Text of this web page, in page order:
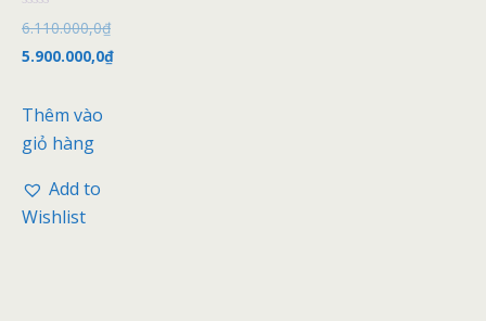
Đ
ư
ợ
c
p
h
n
5
a
6.110.000,0₫
5.900.000,0₫
Thêm vào
giỏ hàng
Add to
Wishlist